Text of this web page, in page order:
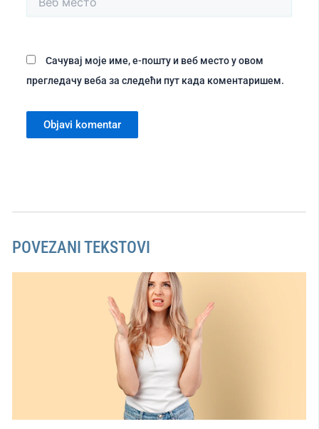
место
Сачувај моје име, е-пошту и веб место у овом
прегледачу веба за следећи пут када коментаришем.
POVEZANI TEKSTOVI